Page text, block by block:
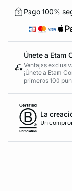
Pago 100%
Únete a Etam
Ventajas
¡Únete a Etam
primeros 100
La
Un